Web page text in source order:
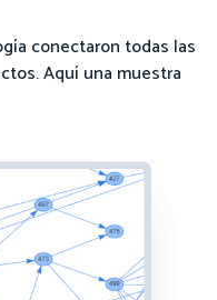
conectaron todas las
Aquí una muestra